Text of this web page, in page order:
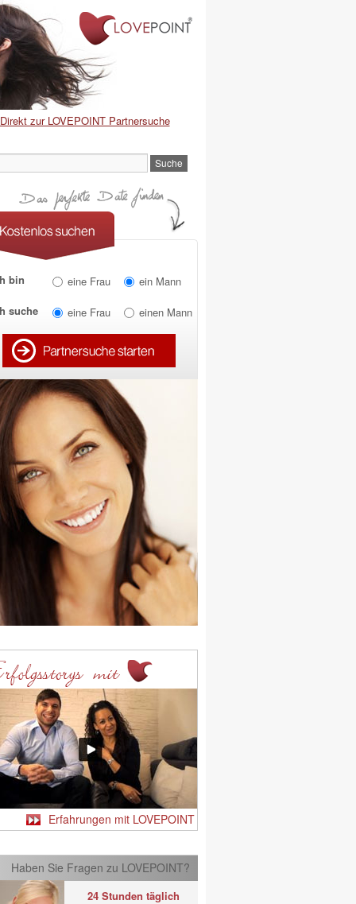
Direkt zur LOVEPOINT Partnersuche
bin eine Frau
ein Mann
suche
eine Frau einen Mann
Erfahrungen mit LOVEPOINT
Haben Sie Fragen zu LOVEPOINT?
24 Stunden täglich